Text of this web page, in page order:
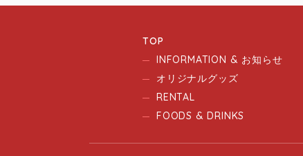
TOP
INFORMATION & お知らせ
オリジナルグッズ
RENTAL
FOODS & DRINKS